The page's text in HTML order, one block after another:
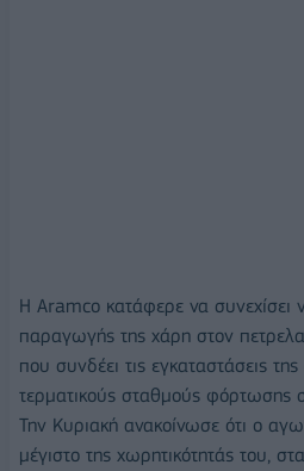
Η Aramco κατάφερε να συνεχίσει
παραγωγής της χάρη στον
που συνδέει τις εγκαταστάσεις
τερματικούς σταθμούς
Την Κυριακή ανακοίνωσε ότι ο
μέγιστο της χωρητικότητάς του,